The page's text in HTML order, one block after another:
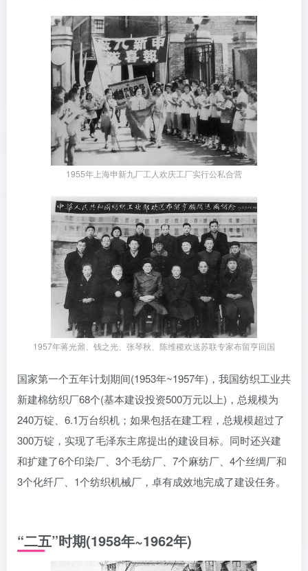
1955年上海申新九厂工人欢庆工厂实行公私合营
1957年蒋光鼐、钱之光、张琴秋、陈维稷欢送苏联专家布留亨回国
国家第一个五年计划期间(1953年~1957年)，我国纺织工业共
新建棉纺织厂68个(基本建设投资500万元以上)，总规模为
240万锭、6.1万台织机；如果包括在建工程，总规模超过了
300万锭，实现了毛泽东主席提出的建设目标。同时还兴建
和扩建了6个印染厂、3个毛纺厂、7个麻纺厂、4个丝绸厂和
3个化纤厂、1个纺织机械厂，卓有成效地完成了建设任务。
“二五”时期(1958年~1962年)